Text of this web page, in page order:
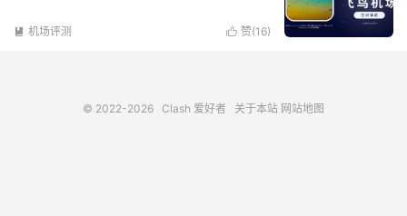
 赞(16)
 机场评测
© 2022-2026 Clash 爱好者 关于本站 网站地图